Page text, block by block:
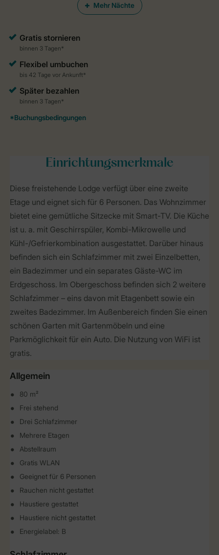
Mehr Nächte
Einrichtungsmerkmale
Diese freistehende Lodge verfügt über eine zweite
Etage und eignet sich für 6 Personen. Das Wohnzimmer
bietet eine gemütliche Sitzecke mit Smart-TV. Die Küche
ist u. a. mit Geschirrspüler, Kombi-Mikrowelle und
Kühl-/Gefrierkombination ausgestattet. Darüber hinaus
befinden sich ein Schlafzimmer mit zwei Einzelbetten,
ein Badezimmer und ein separates Gäste-WC im
Erdgeschoss. Im Obergeschoss befinden sich 2 weitere
Schlafzimmer – eins davon mit Etagenbett sowie ein
zweites Badezimmer. Im Außenbereich finden Sie einen
schönen Garten mit Gartenmöbeln und eine
Parkmöglichkeit für ein Auto. Die Nutzung von WiFi ist
gratis.
Allgemein
80 m²
Frei stehend
Drei Schlafzimmer
Mehrere Etagen
Abstellraum
Gratis WLAN
Geeignet für 6 Personen
Rauchen nicht gestattet
Haustiere gestattet
Haustiere nicht gestattet
Energielabel: B